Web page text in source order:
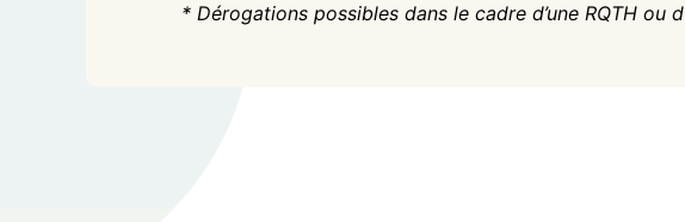
* Dérogations possibles dans le cadre d’une RQTH ou